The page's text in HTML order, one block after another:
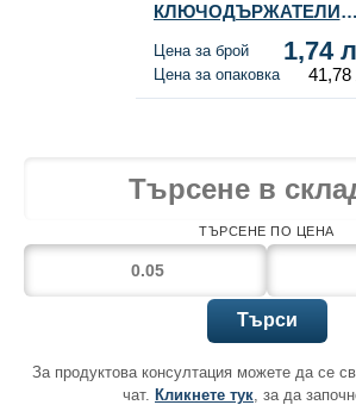
КЛЮЧОДЪРЖАТЕЛИ
МИКС ЦВЕТОВЕ - В
ДИСПЛЕЙ (24 бр.)
Цена за брой 1,74
Цена за опаковка 41,78
ТЪРСЕНЕ ПО ЦЕНА
Търси
За продуктова консултация можете да се
чат. Кликнете тук , за да